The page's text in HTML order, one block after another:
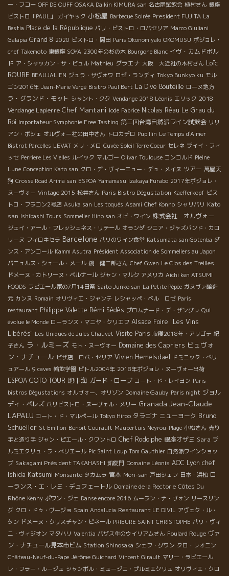
ー・フコー OFF DE OUFF OSAKA Daikin KIMURA san 名古屋試飲会 植村さん 銀座
ビストロ「PAUL」
ガイヤック 小松屋 Barbecue Soirée President FUJITA La
Bestia Place de la République パリ・ビストロ・ロバセリア Marco Giuliani
Galapia Grand 8 2020 ビストロ・岡田 Paris Okonomiyaki OKOMUSU ボジョレ・
chef Takemoto 東銀座 SOYA 2300年の杉の木 Bourgone Blanc イヴ・カムドボル
ド ア・シャッカン・サ・ビュル Mathieu グラエナ 大阪 大近社の木村さん Loïc
ROURE BEAUJALIEN ジュラ・サヴォワ ロゼ・ランディ Tokyo Bunkyo ku モル
ゴン2016年 Jean-Marie Vergé Bistro Paul Bert La Dive Bouteille ローヌ地方
ラ・グランド・モット シャント・クク Vendange 2018 Léonis エリック 2018
Vendange Lapierre Chef Mantani Iode Fabrice Nicolas Réau Le Grau du
Roi Importateur Symphonie Free Tasting 第二回台湾自然派ワイン試飲会 リリ
アン・ボシェ オルヴォー社の田中さん トロカデロ Pupillin Le Temps d'Aimer
Bistrot Parcelles LEVAT メリ・メロ Cuvée Soleil Terre Coeur セレネ プイイ・フィ
ッセ Perriere Les Vielles ルイック マルゴー Olivar Toulouse コンコルド Pleine
Lune Conception Kato san クロ・デ・ヴィーニュー・デュ・メイヌ ツアー 萬屋天
狗 Crosse Road Arima san ESPOA Yamamasu Izakaya Furabo 2017年ボジョレ・
ヌーヴォー Vintage 2015 松井さん Paris Bistro Dégustation Kaefferkopf ビス
トロ・フラコン2号店 Asuka san Les toqués Asami Chef Konno シャリバリ Kato
san Ishibashi Tours Sommelier Hino san オビ・ワイン 株式会社 オルヴォー
ジェイ・アール・フレッシュネス・リテール オランダ シニア・ジャズバンド・カロ
リーヌ フィロキセラ Barcelone パリのワイン食堂 Katsumata san Gotenba ダ
ンス・アンコール Kamm Asutra Président Association de Sommeliers au Japon
バニュルス・シュール・メール 鏡 健二郎さん Chef Gwen Le Clos des Treilles
ドメーヌ・カトリーヌ・ベルナール ジャン・マルク アメリカ Aichi ken ATSUMI
FOODS ラピエール家の7月14日祭 Saito Junko san La Petite Pépée ガヌヴァ醸造
元 カンヌ Romain オリヴィエ・ジャンテ レシャッペ・ベル ロゼ Paris
restaurant Philippe Valette Rémi Sédès プロムナード・デ・ザングレ Qui
évolue le Monde ローランス・マニヤ・クリエフ Alsace Foire "Les Vins
Libérés" Les Uniques de Jules Chauvet Visite Paris 収穫2018年・アリゴテ 紀
子さん ラ・ルミーズ モト・ヌーヴォー Domaine des Capriers ビュヴォ
ン・ナチュール ピザ店 ロバ・セリア Vivien Hemelsdael ドミニック・べリ
ュアール 9 caves 輪飲学園 ピトル2004年 2018年ボジョレ・ヌーヴォー出荷
ESPOA GOTO TOUR 地中海 ガード・ローブ コート・ド・レイヨン Paris
bistros Dégustations オルヴォー、オリゾン Domaine Gauby Paris night ジョル
ディ・ペレズ パリビストロ・ヌーヴェル・メリー Granada Jean-Claude
LAPALU コート・ド・マルペール Tokyo Hiroo タラゴナ ニューヨーク Bruno
Schueller St Emilion Benoit Courault Maupertuis Neyrou-Plage 小松さん 売り
手と造り手 ジャン・ピエール・クワントロ Chef Rodolphe 銀座オザミ Sara プ
ルミエクリュ・ラ・ペリエール Pic Saint Loup Tom Gauthier 自然派ワインショッ
プ Sakagami Président TAKAHASHI 凱旋門 Domaine Léonis AOC Lyon chef
Ishida Katsumi Monsanto タカムラ 宮本 Mori-san 戸田シェフ 日本・浜松 ロ
ーランス・エ・レミ・デュフェートル Domaine de la Rectorie Côtes Du
Rhône Kenny ポワン・ジェ Danse encore 2016 ムーラン・ナ・ヴォン リースリン
グ クロ・ドゥ・ヴージョ Spain Andalucia Restaurant LE DIVIL アヴェク・ル・
タン ドメーヌ・クリスチャン・ビネール PRIEURE SAINT CHRISTOPHE パリ・ヴィ
ニ・ヴィジオン マタハリ Valentia バザス牛のウイリアムさん Foulard Rouge ヴァ
ン・ナチュール見本市ビム Station Shinosaka シェフ・グワン クロ・レオニン
Château-Neuf-du-Pape Jérôme Guichard Vincent Girault マリー・ラピエール
レ・フラー・ルージュ シャンボル・ミュージニ・プルミエクリュ オリヴィエ・クロ